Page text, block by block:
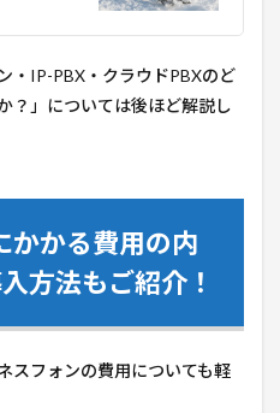
・IP-PBX・クラウドPBXのど
？」については後ほど解説し
かかる費用の内
方法もご紹介！
スフォンの費用についても軽